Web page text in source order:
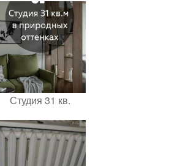
Студия 31 кв.